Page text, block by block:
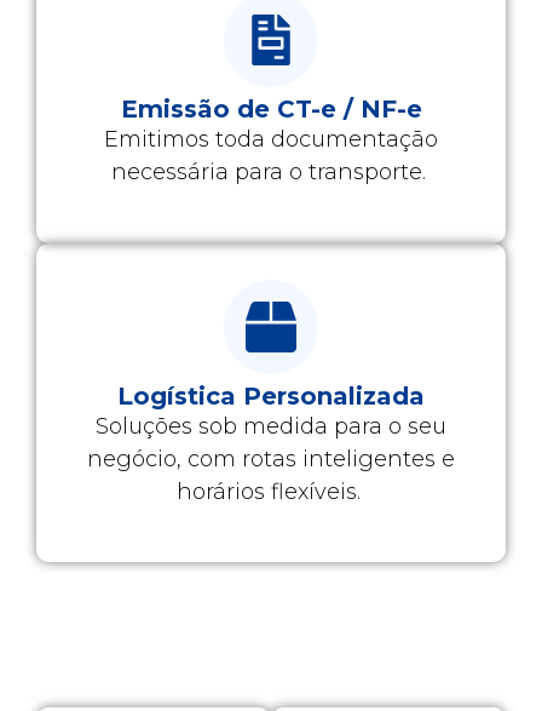
Emissão de CT-e / NF-e
Emitimos toda documentação
necessária para o transporte.
Logística Personalizada
Soluções sob medida para o seu
negócio, com rotas inteligentes e
horários flexíveis.